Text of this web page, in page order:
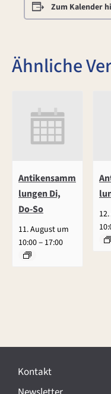
Zum Kalender
Ähnliche
Antikensamm
lungen Di,
Do-So
11. August um
10:00– 17:00
e
aKontakt